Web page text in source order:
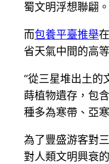
蜀文明浮想聯翩。
而包養平臺推舉
省天氣中間的高
“從三星堆出土的
蒔植物遺存，包
種多為寒帶、亞
為了豐盛游客對
對人類文明興衰